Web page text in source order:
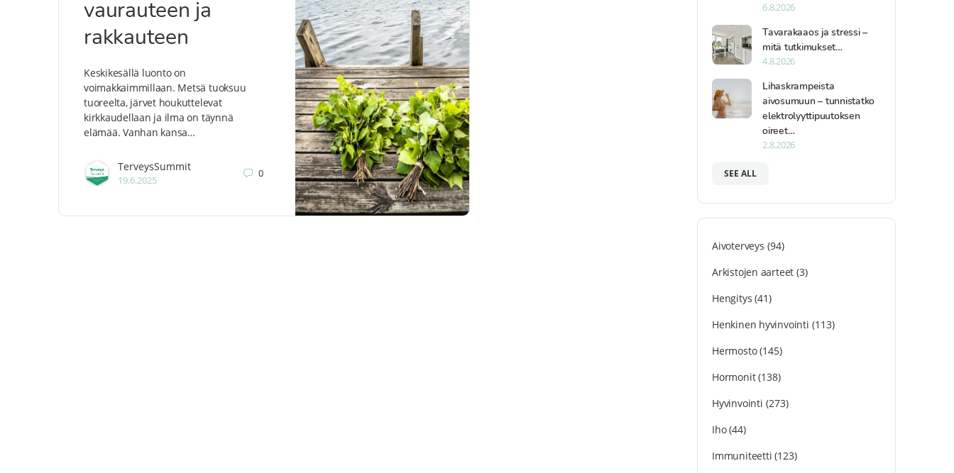
vaurauteen ja
rakkauteen
Keskikesällä luonto on
voimakkaimmillaan. Metsä tuoksuu
tuoreelta, järvet houkuttelevat
kirkkaudellaan ja ilma on täynnä
elämää. Vanhan kansa…
TerveysSummit
19.6.2025
0
6.8.2026
Tavarakaaos ja stressi –
mitä tutkimukset…
4.8.2026
Lihaskrampeista
aivosumuun – tunnistatko
elektrolyyttipuutoksen
oireet…
2.8.2026
SEE ALL
Aivoterveys (94)
Arkistojen aarteet (3)
Hengitys (41)
Henkinen hyvinvointi (113)
Hermosto(145)
Hormonit(138)
Hyvinvointi (273)
Iho(44)
Immuniteetti (123)